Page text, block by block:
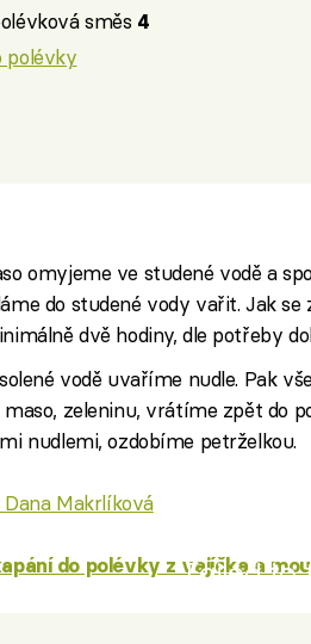
směs 4
polévky
omyjeme ve studené vodě a
do studené vody vařit. Jak
dvě hodiny, dle potřeby
vodě uvaříme nudle. Pak
zeleninu, vrátíme zpět do
nudlemi, ozdobíme petrželkou.
Dana Makrlíková
Failed to
do polévky z vajíčka a